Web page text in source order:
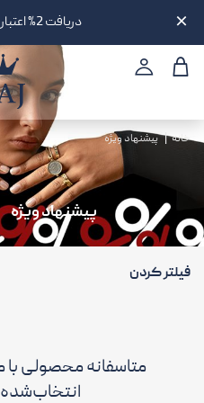
دریافت 2% اعتبار بعد از هر خرید
خانه پیشنهاد ویژه
پیشنهاد ویژه
فیلتر کردن
متاسفانه محصولی